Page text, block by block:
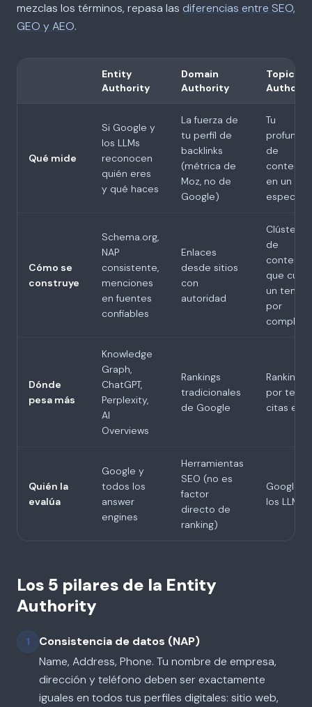
mezclas los términos, repasa las diferencias entre SEO,
GEO y AEO.
Entity
Authority
Domain
Authority
Topical
Qué mide
Si Google y
los LLMs
reconocen
quién eres
y qué haces
La fuerza de
tu perfil de
backlinks
(métrica de
Moz, no de
Google)
Tu
de
en un
Cómo se
construye
Schema.org,
NAP
consistente,
menciones
en fuentes
confiables
Enlaces
desde sitios
con
autoridad
Clústeres
de
que
un tema
por
completo
Dónde
pesa más
Knowledge
Graph,
ChatGPT,
Perplexity,
AI
Overviews
Rankings
tradicionales
de Google
Rankings
por tema
citas en
Quién la
evalúa
Google y
todos los
answer
engines
Herramientas
SEO (no es
factor
directo de
ranking)
Google y
los LLMs
Los 5 pilares de la Entity
Authority
1
Consistencia de datos (NAP)
Name, Address, Phone. Tu nombre de empresa,
dirección y teléfono deben ser exactamente
iguales en todos tus perfiles digitales: sitio web,